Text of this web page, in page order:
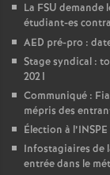
La FSU demande
étudiant-es
AED pré-pro :
Stage syndical :
2021
Communiqué :
mépris des
Élection à l’INSPE
Infostagiaires de
entrée dans le